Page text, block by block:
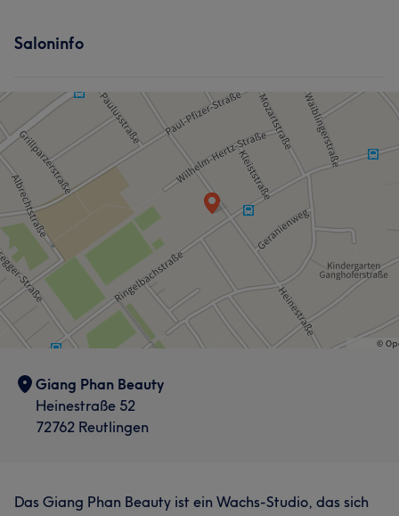
Saloninfo
Giang Phan Beauty
Heinestraße 52
72762 Reutlingen
Das Giang Phan Beauty ist ein Wachs-Studio, das sich